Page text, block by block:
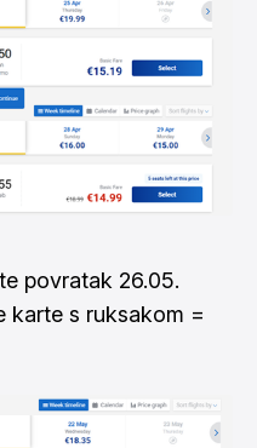
povratak 26.05.
karte s ruksakom =